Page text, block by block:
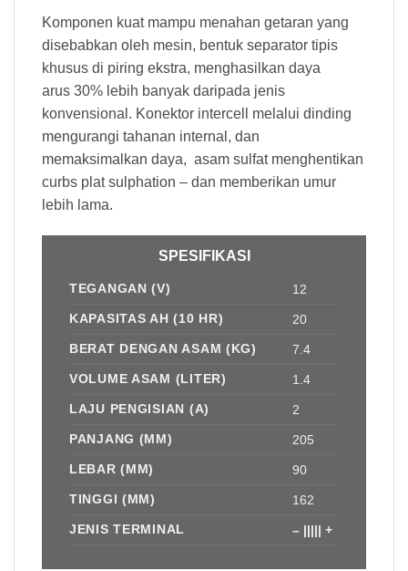
Komponen kuat mampu menahan getaran yang
disebabkan oleh mesin, bentuk separator tipis
khusus di piring ekstra, menghasilkan daya
arus 30% lebih banyak daripada jenis
konvensional. Konektor intercell melalui dinding
mengurangi tahanan internal, dan
memaksimalkan daya, asam sulfat menghentikan
curbs plat sulphation – dan memberikan umur
lebih lama.
SPESIFIKASI
TEGANGAN (V)
12
KAPASITAS AH (10 HR)
20
BERAT DENGAN ASAM (KG)
7.4
VOLUME ASAM (LITER)
1.4
LAJU PENGISIAN (A)
2
PANJANG (MM)
205
LEBAR (MM)
90
TINGGI (MM)
162
JENIS TERMINAL
– ||||| +